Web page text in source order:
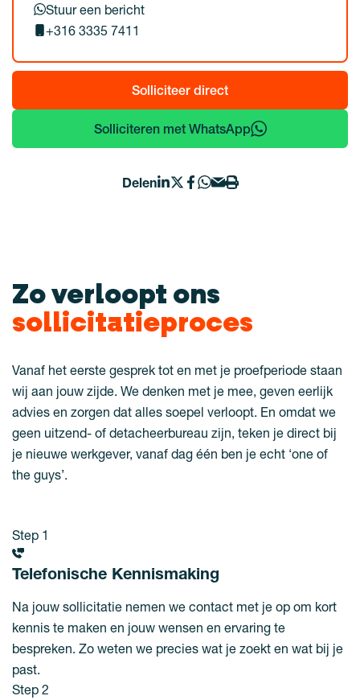
Stuur een bericht
+316 3335 7411
Solliciteer direct
Solliciteren met WhatsApp
Delen
Zo verloopt ons
sollicitatieproces
Vanaf het eerste gesprek tot en met je proefperiode staan
wij aan jouw zijde. We denken met je mee, geven eerlijk
advies en zorgen dat alles soepel verloopt. En omdat we
geen uitzend- of detacheerbureau zijn, teken je direct bij
je nieuwe werkgever, vanaf dag één ben je echt ‘one of
the guys’.
Step 1
Telefonische Kennismaking
Na jouw sollicitatie nemen we contact met je op om kort
kennis te maken en jouw wensen en ervaring te
bespreken. Zo weten we precies wat je zoekt en wat bij je
past.
Step 2